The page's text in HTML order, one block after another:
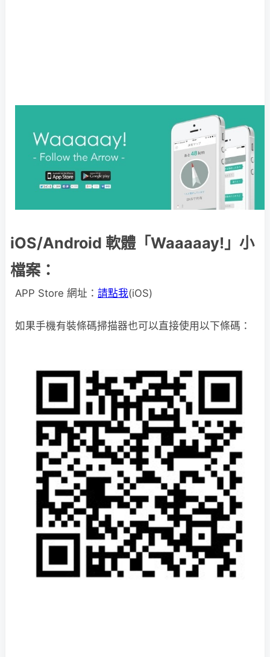
iOS/Android 軟體「Waaaaay!」小
檔案：
APP Store 網址： 請點我(iOS)
如果手機有裝條碼掃描器也可以直接使用以下條碼：